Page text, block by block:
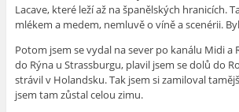
Lacave, které leží až na španělských hranicích.
mlékem a medem, nemluvě o víně a scenérii.
Potom jsem se vydal na sever po kanálu Midi a
do Rýna u Strassburgu, plavil jsem se dolů do
strávil v Holandsku. Tak jsem si zamiloval
jsem tam zůstal celou zimu.